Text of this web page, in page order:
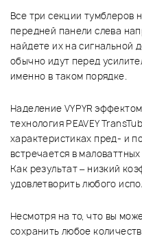
Все три секции тумблеров
передней панели слева
найдете их на сигнальной
обычно идут перед
именно в таком порядке.
Наделение VYPYR
технология PEAVEY
характеристиках пред- и
встречается в
Как результат – низкий
удовлетворить любого
Несмотря на то, что вы
сохранить любое